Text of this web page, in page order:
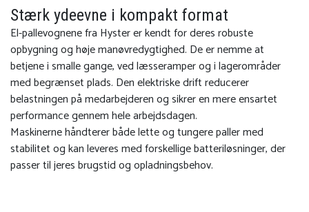
Stærk ydeevne i kompakt format
El-pallevognene fra Hyster er kendt for deres robuste
opbygning og høje manøvredygtighed. De er nemme at
betjene i smalle gange, ved læsseramper og i lagerområder
med begrænset plads. Den elektriske drift reducerer
belastningen på medarbejderen og sikrer en mere ensartet
performance gennem hele arbejdsdagen.
Maskinerne håndterer både lette og tungere paller med
stabilitet og kan leveres med forskellige batteriløsninger, der
passer til jeres brugstid og opladningsbehov.